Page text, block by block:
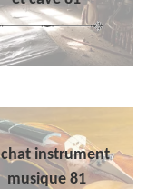
instrument
musique 81